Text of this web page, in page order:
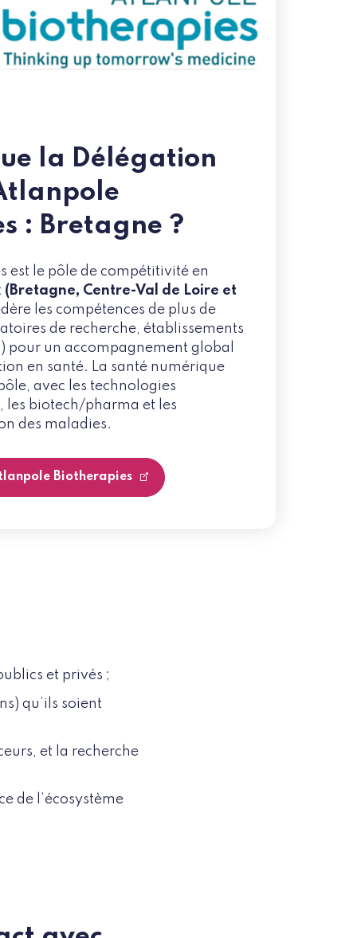
la Délégation
: Bretagne ?
est le pôle de compétitivité en
(Bretagne, Centre-Val de Loire et
les compétences de plus de
de recherche, établissements
pour un accompagnement global
en santé. La santé numérique
avec les technologies
les biotech/pharma et les
des maladies.
Biotherapies
et privés ;
qu’ils soient
et la recherche
de l’écosystème